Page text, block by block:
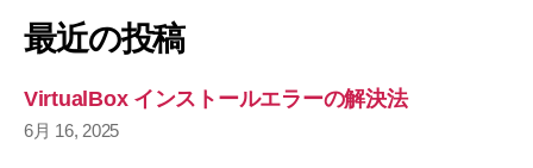
象
最近の投稿
VirtualBox インストールエラーの解決法
6月 16, 2025